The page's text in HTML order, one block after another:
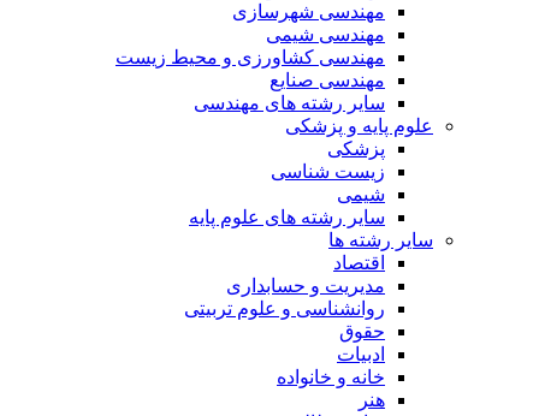
مهندسی شهرسازی
مهندسی شیمی
مهندسی کشاورزی و محیط زیست
مهندسی صنایع
سایر رشته های مهندسی
علوم پایه و پزشکی
پزشکی
زیست شناسی
شیمی
سایر رشته های علوم پایه
سایر رشته ها
اقتصاد
مدیریت و حسابداری
روانشناسی و علوم تربیتی
حقوق
ادبیات
خانه و خانواده
هنر